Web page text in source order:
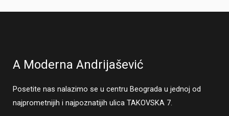
A Moderna Andrijašević
Posetite nas nalazimo se u centru Beograda u jednoj od
najprometnijih i najpoznatijih ulica TAKOVSKA 7.